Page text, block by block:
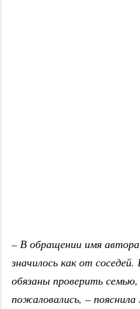
– В обращении имя
значилось как от
обязаны проверить
пожаловались, –